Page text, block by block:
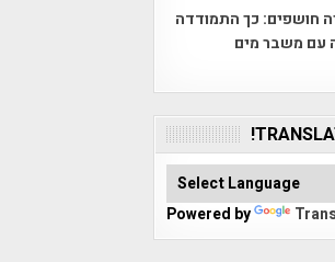
חושפים: כך התמודדה
עם משבר מים
Powered by